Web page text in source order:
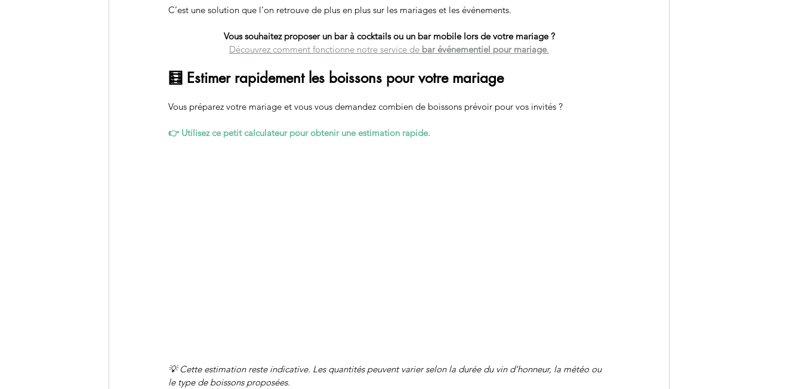
C’est une solution que l’on retrouve de plus en plus sur les mariages et les événements.
Vous souhaitez proposer un bar à cocktails ou un bar mobile lors de votre mariage ?
Découvrez comment fonctionne notre service de bar événementiel pour mariage.
🧮 Estimer rapidement les boissons pour votre mariage
Vous préparez votre mariage et vous vous demandez combien de boissons prévoir pour vos invités ?
👉 Utilisez ce petit calculateur pour obtenir une estimation rapide.
💡 Cette estimation reste indicative. Les quantités peuvent varier selon la durée du vin d’honneur, la météo ou
le type de boissons proposées.